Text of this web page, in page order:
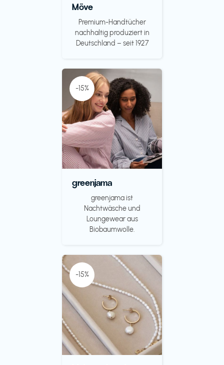
Möve
Premium-Handtücher
nachhaltig produziert in
Deutschland – seit 1927
-15%
greenjama
greenjama ist
Nachtwäsche und
Loungewear aus
Biobaumwolle.
-15%